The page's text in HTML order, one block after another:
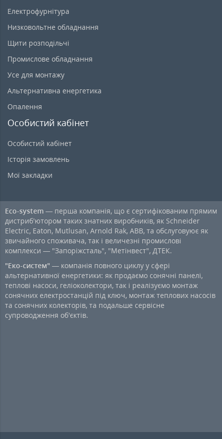
Електрофурнітура
Низковольтне обладнання
Щити розподільчі
Промислове обладнання
Усе для монтажу
Альтернативна енергетика
Опалення
Особистий кабінет
Особистий кабінет
Історія замовлень
Мої закладки
Eco-system — перша компанія, що є сертифікованим прямим
дистриб'ютором таких знатних виробників, як Schneider
Electric, Eaton, Mutlusan, Arnold Rak, ABB, та обслуговуює як
звичайного споживача, так і величезні промислові
комплекси — "Запоріжсталь", "Метінвест", ДТЕК.
"Еко-систем" — компанія повного циклу у сфері
альтернативної енергетики: як продаємо сонячні панелі,
теплові насоси, геліоколектори, так і реалізуємо монтаж
сонячних електростанцій під ключ, монтаж теплових насосів
та сонячних колекторів, та подальше сервісне
супроводження об'єктів.